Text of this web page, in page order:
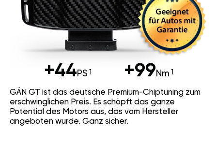
+44PS +99Nm
GÄN GT ist das deutsche Premium-Chiptuning zum
erschwinglichen Preis. Es schöpft das ganze
Potential des Motors aus, das vom Hersteller
angeboten wurde. Ganz sicher.